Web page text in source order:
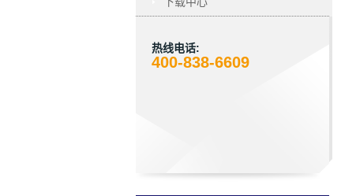
热线电话:
400-838-6609